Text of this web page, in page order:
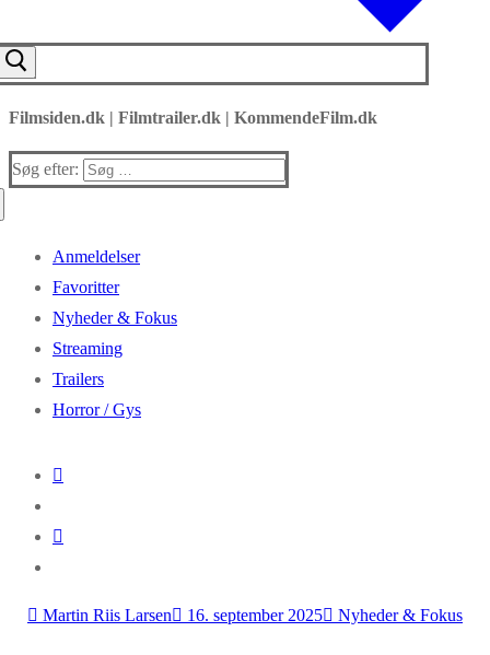
Filmsiden.dk | Filmtrailer.dk | KommendeFilm.dk
Søg efter:
Anmeldelser
Favoritter
Nyheder & Fokus
Streaming
Trailers
Horror / Gys
Martin Riis Larsen 16. september 2025 Nyheder & Fokus